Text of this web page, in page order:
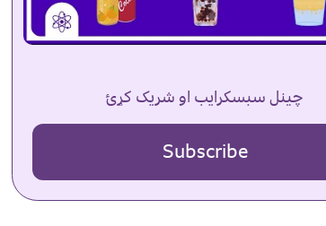
چینل سبسکرایب او شریک کړئ
Subscribe